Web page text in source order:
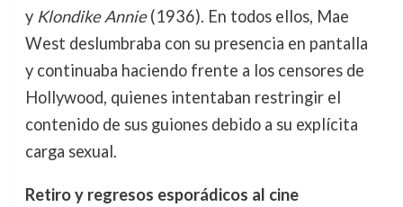
y Klondike Annie(1936). En todos ellos, Mae
West deslumbraba con su presencia en pantalla
y continuaba haciendo frente a los censores de
Hollywood, quienes intentaban restringir el
contenido de sus guiones debido a su explícita
carga sexual.
Retiro y regresos esporádicos al cine